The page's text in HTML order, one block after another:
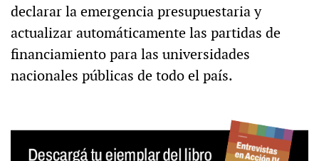
declarar la emergencia presupuestaria y
actualizar automáticamente las partidas de
financiamiento para las universidades
nacionales públicas de todo el país.